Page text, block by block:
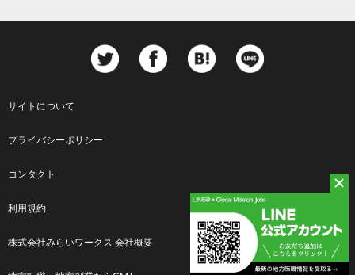
Footer
サイトについて
プライバシーポリシー
コンタクト
利用規約
株式会社みらいワークス 会社概要